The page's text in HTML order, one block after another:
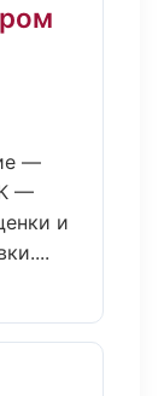
—
—
и